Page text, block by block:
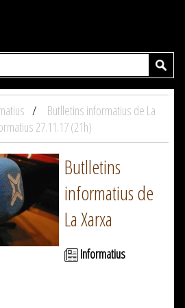
Butlletins informatius de La
27.11.17 (21h)
Butlletins
informatius de
La Xarxa
Informatius